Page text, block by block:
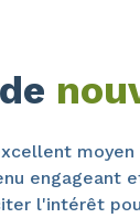
engageant
l'intérêt